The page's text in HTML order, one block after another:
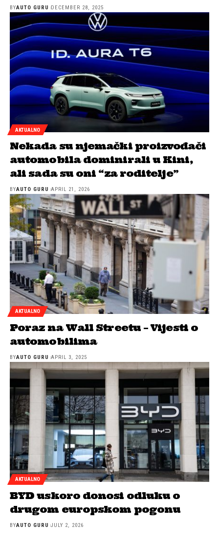
BYAUTO GURU DECEMBER 28, 2025
AKTUALNO
Nekada su njemački proizvođači
automobila dominirali u Kini,
ali sada su oni “za roditelje”
BYAUTO GURU APRIL 21, 2026
AKTUALNO
Poraz na Wall Streetu – Vijesti o
automobilima
BYAUTO GURU APRIL 3, 2025
AKTUALNO
BYD uskoro donosi odluku o
drugom europskom pogonu
BYAUTO GURU JULY 2, 2026